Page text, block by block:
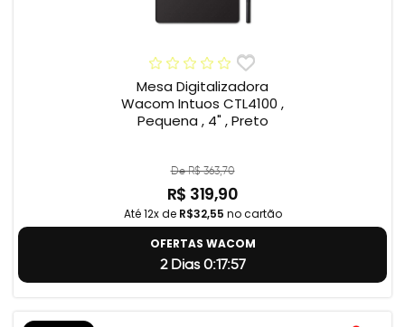
Mesa Digitalizadora
Wacom Intuos CTL4100 ,
Pequena , 4" , Preto
De R$ 363,70
R$ 319,90
Até 12x de R$32,55 no cartão
OFERTAS WACOM
2 Dias 0:17:56